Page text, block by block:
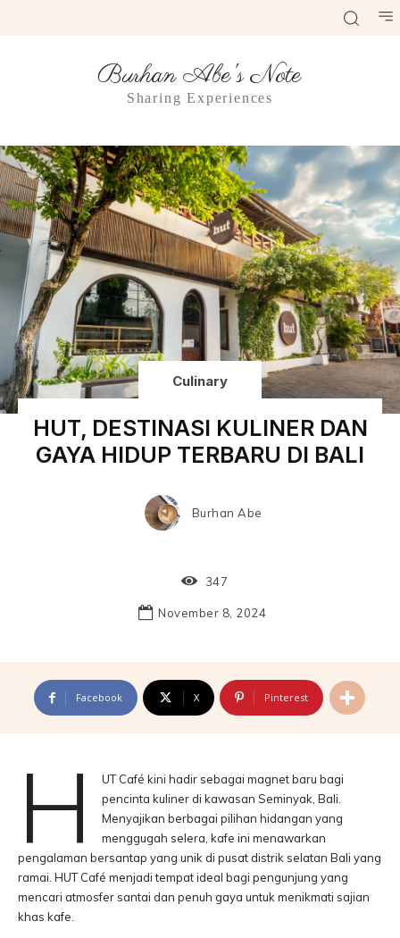
Burhan Abe's Note
Sharing Experiences
Culinary
HUT, DESTINASI KULINER DAN
GAYA HIDUP TERBARU DI BALI
Burhan Abe
347
November 8, 2024
Facebook X Pinterest
H
UT Café kini hadir sebagai magnet baru bagi
pencinta kuliner di kawasan Seminyak, Bali.
Menyajikan berbagai pilihan hidangan yang
menggugah selera, kafe ini menawarkan
pengalaman bersantap yang unik di pusat distrik selatan Bali yang
ramai. HUT Café menjadi tempat ideal bagi pengunjung yang
mencari atmosfer santai dan penuh gaya untuk menikmati sajian
khas kafe.